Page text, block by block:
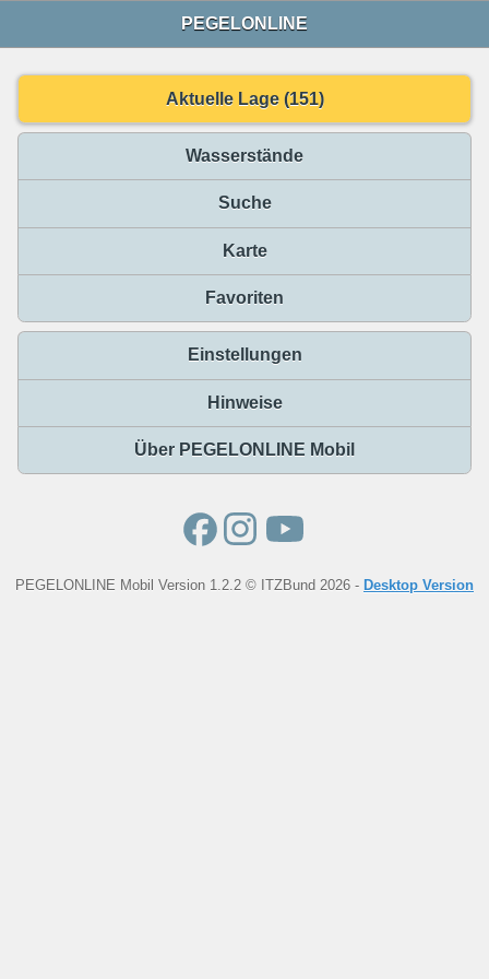
PEGELONLINE
Aktuelle Lage (151)
Wasserstände
Suche
Karte
Favoriten
Einstellungen
Hinweise
Über PEGELONLINE Mobil
PEGELONLINE Mobil Version 1.2.2 © ITZBund 2026 - Desktop Version